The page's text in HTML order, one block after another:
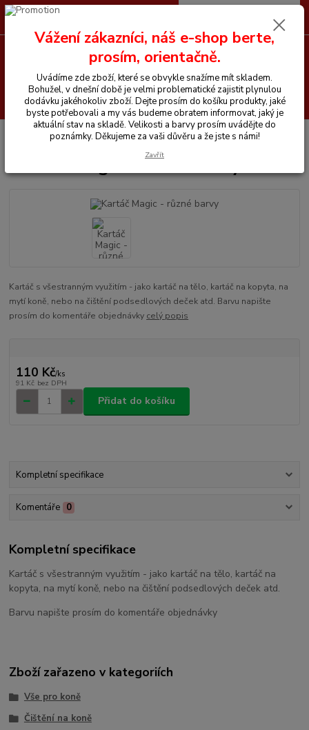
Hledat
+420 605 255 500 0 Kč
Vše pro koně Čištění na koně Kartáč Magic - různé barvy
Kartáč Magic - různé barvy
Kartáč s všestranným využitím - jako kartáč na tělo, kartáč na kopyta, na
mytí koně, nebo na čištění podsedlových deček atd. Barvu napište
prosím do komentáře objednávky celý popis
110 Kč/ks
91 Kč bez DPH
Přidat do košíku
Kompletní specifikace
Komentáře 0
Kompletní specifikace
Kartáč s všestranným využitím - jako kartáč na tělo, kartáč na
kopyta, na mytí koně, nebo na čištění podsedlových deček atd.
Barvu napište prosím do komentáře objednávky
Zboží zařazeno v kategoriích
Vše pro koně
Čištění na koně
Vážení zákazníci, náš e-shop berte,
prosím, orientačně.
Uvádíme zde zboží, které se obvykle snažíme mít skladem.
Bohužel, v dnešní době je velmi problematické zajistit plynulou
dodávku jakéhokoliv zboží. Dejte prosím do košíku produkty, jaké
byste potřebovali a my vás budeme obratem informovat, jaký je
aktuální stav na skladě. Velikosti a barvy prosím uvádějte do
poznámky. Děkujeme za vaši důvěru a že jste s námi!
Zavřít